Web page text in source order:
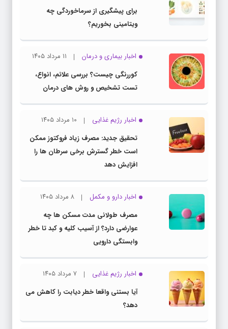
برای پیشگیری از سرماخوردگی چه
ویتامینی بخوریم؟
اخبار بیماری و درمان
۱۱ مرداد ۱۴۰۵
کوررنگی چیست؟ بررسی علائم، انواع،
تست تشخیص و روش های درمان
اخبار رژیم غذایی
۱۰ مرداد ۱۴۰۵
تحقیق جدید: مصرف زیاد فروکتوز ممکن
است خطر گسترش برخی سرطان ها را
افزایش دهد
اخبار دارو و مکمل
۸ مرداد ۱۴۰۵
مصرف طولانی مدت مسکن ها چه
عوارضی دارد؟ از آسیب کلیه و کبد تا خطر
وابستگی دارویی
اخبار رژیم غذایی
۷ مرداد ۱۴۰۵
آیا بستنی واقعا خطر دیابت را کاهش می
دهد؟